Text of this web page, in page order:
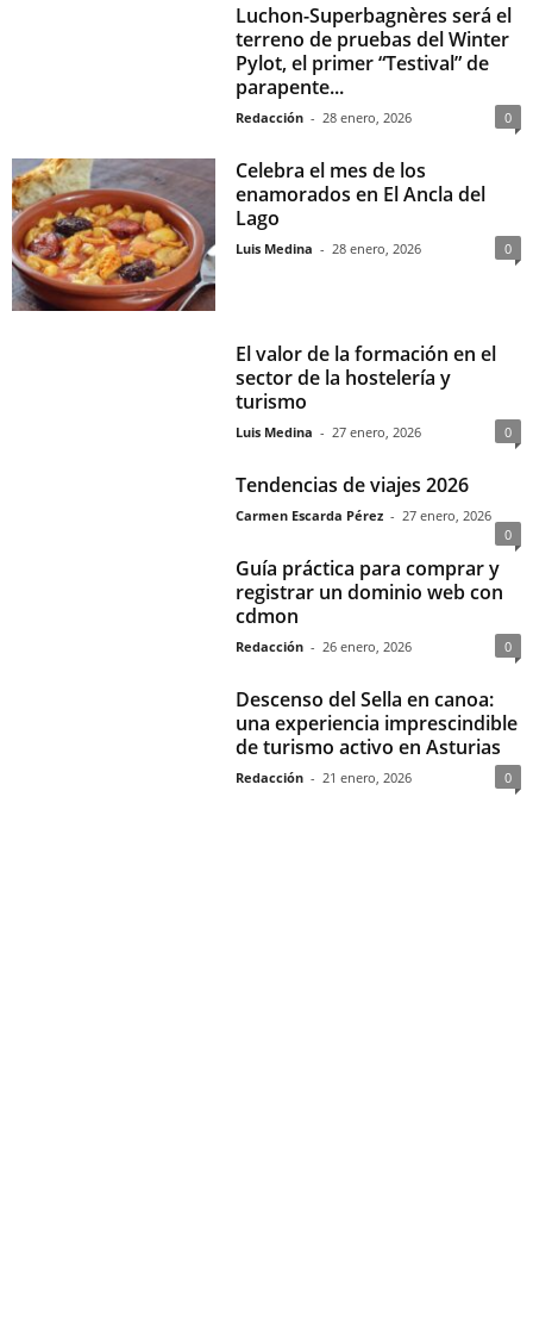
Luchon-Superbagnères será el
terreno de pruebas del Winter
Pylot, el primer “Testival” de
parapente...
Redacción - 28 enero, 2026 0
Celebra el mes de los
enamorados en El Ancla del
Lago
Luis Medina - 28 enero, 2026 0
El valor de la formación en el
sector de la hostelería y
turismo
Luis Medina - 27 enero, 2026 0
Tendencias de viajes 2026
Carmen Escarda Pérez - 27 enero, 2026
0
Guía práctica para comprar y
registrar un dominio web con
cdmon
Redacción - 26 enero, 2026 0
Descenso del Sella en canoa:
una experiencia imprescindible
de turismo activo en Asturias
Redacción - 21 enero, 2026 0